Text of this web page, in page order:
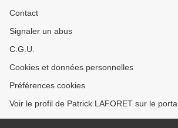
Contact
Signaler un abus
C.G.U.
Cookies et données personnelles
Préférences cookies
Voir le profil de Patrick LAFORET sur le